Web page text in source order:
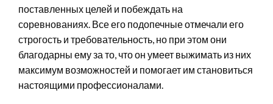
поставленных целей и побеждать на
соревнованиях. Все его подопечные отмечали его
строгость и требовательность, но при этом они
благодарны ему за то, что он умеет выжимать из них
максимум возможностей и помогает им становиться
настоящими профессионалами.